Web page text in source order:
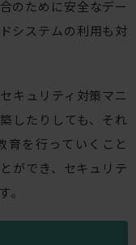
のために安全なデー
システムの利用も対
キュリティ対策マニ
したりしても、それ
育を行っていくこと
ができ、セキュリテ
。